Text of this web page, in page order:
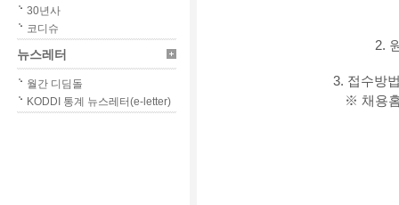
30년사
코디슈
뉴스레터
월간 디딤돌
KODDI 통계 뉴스레터(e-letter)
2.
3. 접수방
※ 채용